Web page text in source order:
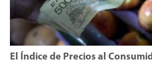
El Índice de Precios al